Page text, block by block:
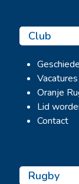
Club
Vacatures
Oranje
Lid
Contact
Rugby